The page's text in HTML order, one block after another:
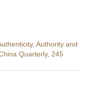
Authority and
Quarterly, 245